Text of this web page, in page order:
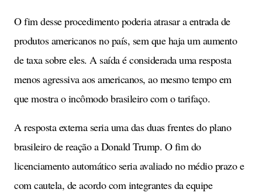
O fim desse procedimento poderia atrasar a entrada de
produtos americanos no país, sem que haja um aumento
de taxa sobre eles. A saída é considerada uma resposta
menos agressiva aos americanos, ao mesmo tempo em
que mostra o incômodo brasileiro com o tarifaço.
A resposta externa seria uma das duas frentes do plano
brasileiro de reação a Donald Trump. O fim do
licenciamento automático seria avaliado no médio prazo e
com cautela, de acordo com integrantes da equipe